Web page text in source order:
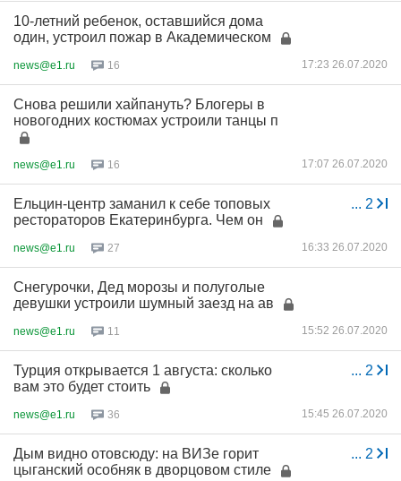
10-летний ребенок, оставшийся дома
один, устроил пожар в Академическом
news@e1.ru 16 17:23 26.07.2020
Снова решили хайпануть? Блогеры в
новогодних костюмах устроили танцы п
news@e1.ru 16 17:07 26.07.2020
... 2
Ельцин-центр заманил к себе топовых
рестораторов Екатеринбурга. Чем он
news@e1.ru 27 16:33 26.07.2020
Снегурочки, Дед морозы и полуголые
девушки устроили шумный заезд на ав
news@e1.ru 11 15:52 26.07.2020
... 2
Турция открывается 1 августа: сколько
вам это будет стоить
news@e1.ru 36 15:45 26.07.2020
... 2
Дым видно отовсюду: на ВИЗе горит
цыганский особняк в дворцовом стиле